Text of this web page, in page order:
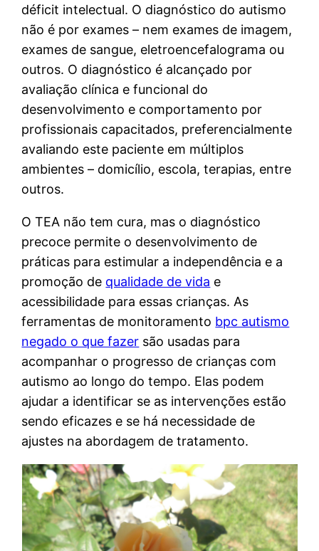
déficit intelectual. O diagnóstico do autismo
não é por exames – nem exames de imagem,
exames de sangue, eletroencefalograma ou
outros. O diagnóstico é alcançado por
avaliação clínica e funcional do
desenvolvimento e comportamento por
profissionais capacitados, preferencialmente
avaliando este paciente em múltiplos
ambientes – domicílio, escola, terapias, entre
outros.
O TEA não tem cura, mas o diagnóstico
precoce permite o desenvolvimento de
práticas para estimular a independência e a
promoção de qualidade de vida e
acessibilidade para essas crianças. As
ferramentas de monitoramento bpc autismo
negado o que fazer são usadas para
acompanhar o progresso de crianças com
autismo ao longo do tempo. Elas podem
ajudar a identificar se as intervenções estão
sendo eficazes e se há necessidade de
ajustes na abordagem de tratamento.